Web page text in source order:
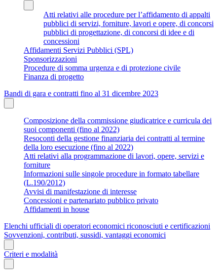
Atti relativi alle procedure per l’affidamento di appalti
pubblici di servizi, forniture, lavori e opere, di concorsi
pubblici di progettazione, di concorsi di idee e di
concessioni
Affidamenti Servizi Pubblici (SPL)
Sponsorizzazioni
Procedure di somma urgenza e di protezione civile
Finanza di progetto
Bandi di gara e contratti fino al 31 dicembre 2023
Composizione della commissione giudicatrice e curricula dei
suoi componenti (fino al 2022)
Resoconti della gestione finanziaria dei contratti al termine
della loro esecuzione (fino al 2022)
Atti relativi alla programmazione di lavori, opere, servizi e
forniture
Informazioni sulle singole procedure in formato tabellare
(L.190/2012)
Avvisi di manifestazione di interesse
Concessioni e partenariato pubblico privato
Affidamenti in house
Elenchi ufficiali di operatori economici riconosciuti e certificazioni
Sovvenzioni, contributi, sussidi, vantaggi economici
Criteri e modalità